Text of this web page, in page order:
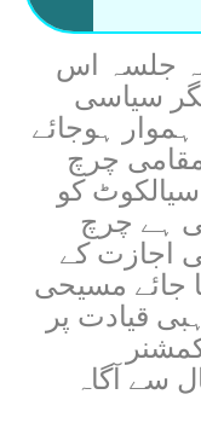
یہ جلسہ اس
سیاسی
ہوجائے
مقامی چرچ
کو
ہے چرچ
اجازت کے
جائے مسیحی
قیادت پر
سے آگاہ